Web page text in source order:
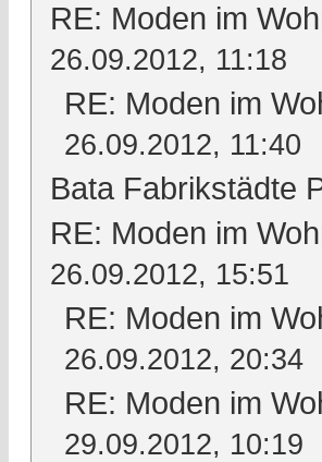
RE: Moden im
26.09.2012, 11:18
RE: Moden im
26.09.2012, 11:40
Bata Fabrikstädte
RE: Moden im
26.09.2012, 15:51
RE: Moden im
26.09.2012, 20:34
RE: Moden im
29.09.2012, 10:19